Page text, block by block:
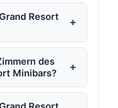
Resort
+
des
Minibars?
+